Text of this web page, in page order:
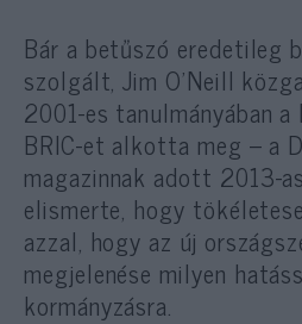
Bár a betűszó eredetileg
szolgált, Jim O’Neill
2001-es tanulmányában
BRIC-et alkotta meg – a
magazinnak adott 2013-
elismerte, hogy
azzal, hogy az új
megjelenése milyen
kormányzásra.